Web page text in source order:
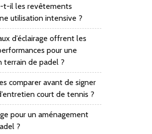
t-il les revêtements
utilisation intensive ?
d’éclairage offrent les
pour une
terrain de padel ?
comparer avant de signer
court de tennis ?
pour un aménagement
?